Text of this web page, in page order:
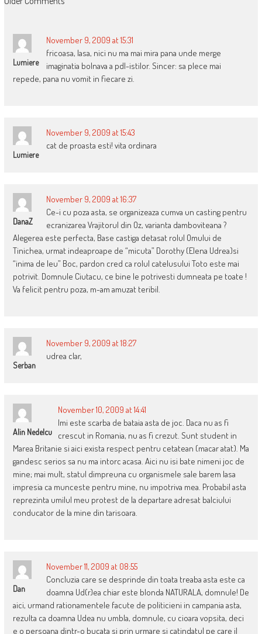
Lumiere
November 9, 2009 at 15:31
fricoasa, lasa, nici nu ma mai mira pana unde merge
imaginatia bolnava a pdl-istilor. Sincer: sa plece mai
repede, pana nu vomit in fiecare zi.
Lumiere
November 9, 2009 at 15:43
cat de proasta esti! vita ordinara
DanaZ
November 9, 2009 at 16:37
Ce-i cu poza asta, se organizeaza cumva un casting pentru
ecranizarea Vrajitorul din Oz, varianta damboviteana ?
Alegerea este perfecta, Base castiga detasat rolul Omului de
Tinichea, urmat indeaproape de “micuta” Dorothy (Elena Udrea)si
“inima de leu” Boc, pardon cred ca rolul catelusului Toto este mai
potrivit. Domnule Ciutacu, ce bine le potrivesti dumneata pe toate !
Va felicit pentru poza, m-am amuzat teribil.
Serban
November 9, 2009 at 18:27
udrea clar,
Alin Nedelcu
November 10, 2009 at 14:41
Imi este scarba de bataia asta de joc. Daca nu as fi
crescut in Romania, nu as fi crezut. Sunt student in
Marea Britanie si aici exista respect pentru cetatean (macar atat). Ma
gandesc serios sa nu ma intorc acasa. Aici nu isi bate nimeni joc de
mine; mai mult, statul dimpreuna cu organismele sale barem lasa
impresia ca munceste pentru mine, nu impotriva mea. Probabil asta
reprezinta umilul meu protest de la departare adresat balciului
conducator de la mine din tarisoara.
Dan
November 11, 2009 at 08:55
Concluzia care se desprinde din toata treaba asta este ca
doamna Ud(r)ea chiar este blonda NATURALA, domnule! De
aici, urmand rationamentele facute de politicieni in campania asta,
rezulta ca doamna Udea nu umbla, domnule, cu cioara vopsita, deci
e o persoana dintr-o bucata si prin urmare si catindatul pe care il